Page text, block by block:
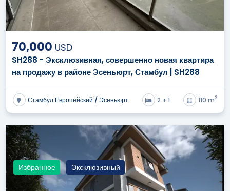
70,000 USD
SH288 - Эксклюзивная, совершенно новая квартира
на продажу в районе Эсеньюрт, Стамбул | SH288
Стамбул Европейский / Эсеньюрт 2 + 1 110 m2
Избранное Эксклюзивный